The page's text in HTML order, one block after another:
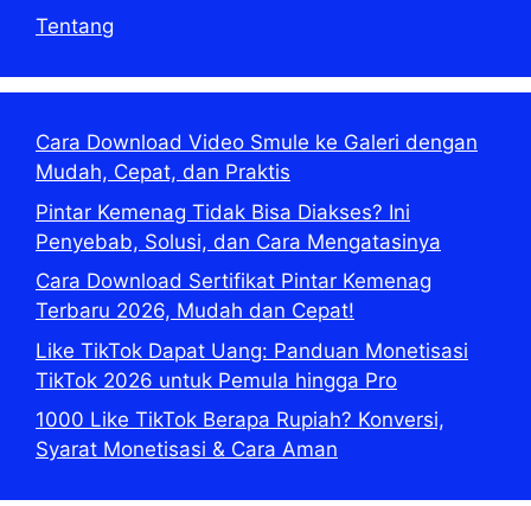
Tentang
Cara Download Video Smule ke Galeri dengan
Mudah, Cepat, dan Praktis
Pintar Kemenag Tidak Bisa Diakses? Ini
Penyebab, Solusi, dan Cara Mengatasinya
Cara Download Sertifikat Pintar Kemenag
Terbaru 2026, Mudah dan Cepat!
Like TikTok Dapat Uang: Panduan Monetisasi
TikTok 2026 untuk Pemula hingga Pro
1000 Like TikTok Berapa Rupiah? Konversi,
Syarat Monetisasi & Cara Aman